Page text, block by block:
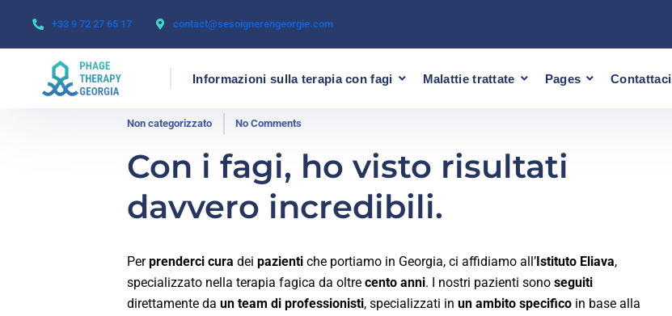
+33 9 72 27 65 17 contact@sesoignerengeorgie.com
Informazioni sulla terapia con fagi Malattie trattate Pages Contattaci
Non categorizzato No Comments
Con i fagi, ho visto risultati
davvero incredibili.
Perprenderci cura dei pazienti che portiamo in Georgia, ci affidiamo all’Istituto Eliava,
specializzato nella terapia fagica da oltre cento anni. I nostri pazienti sono seguiti
direttamente da un team di professionisti, specializzati in un ambito specifico in base alla